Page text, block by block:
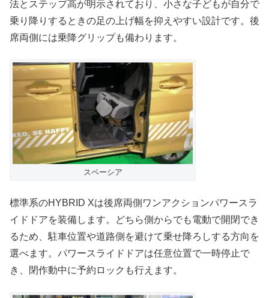
法とステップ高が明示されており、小さな子どもが自分で
乗り降りするときの足の上げ幅を抑えやすい設計です。後
席両側には乗降グリップも備わります。
スペーシア
標準系のHYBRID Xは後席両側ワンアクションパワースラ
イドドアを装備します。どちら側からでも電動で開閉でき
るため、駐車位置や道路側を避けて乗せ降ろしする方向を
選べます。パワースライドドアは任意位置で一時停止で
き、閉作動中に予約ロックも行えます。